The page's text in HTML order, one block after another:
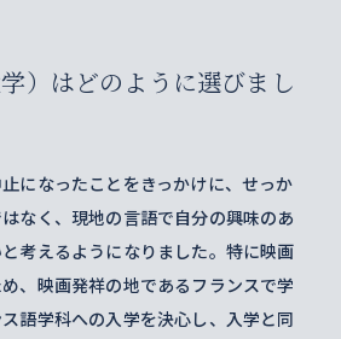
）はどのように選びまし
になったことをきっかけに、せっか
なく、現地の言語で自分の興味のあ
考えるようになりました。特に映画
、映画発祥の地であるフランスで学
語学科への入学を決心し、入学と同